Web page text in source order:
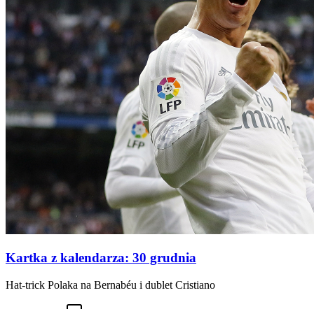
Kartka z kalendarza: 30 grudnia
Hat-trick Polaka na Bernabéu i dublet Cristiano